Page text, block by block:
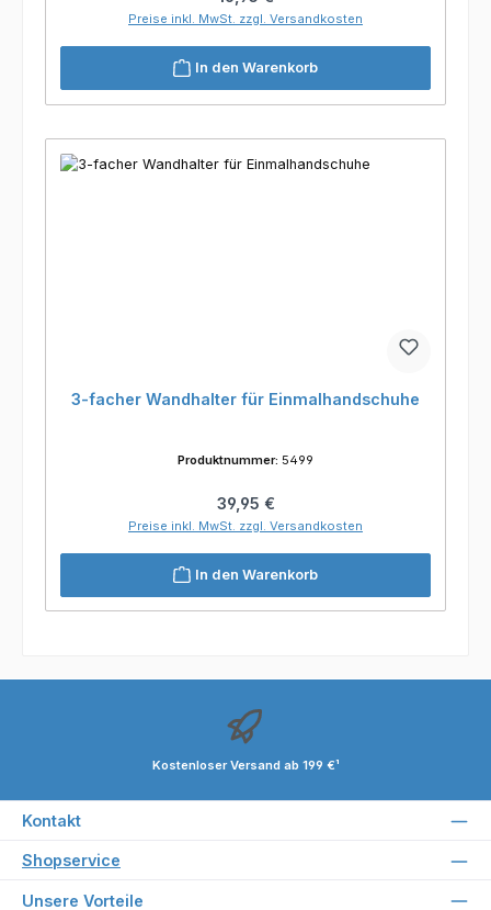
Preise inkl. MwSt. zzgl. Versandkosten
In den Warenkorb
3-facher Wandhalter für Einmalhandschuhe
Produktnummer: 5499
Regulärer Preis:
39,95 €
Preise inkl. MwSt. zzgl. Versandkosten
In den Warenkorb
Kostenloser Versand ab 199 €¹
Kontakt
Shopservice
Unsere Vorteile